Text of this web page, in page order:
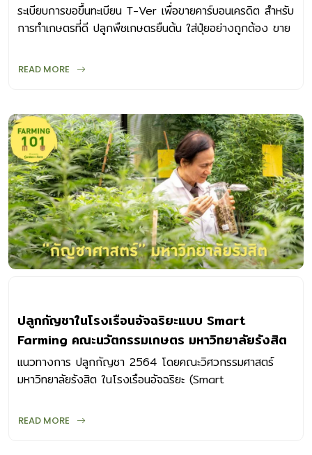
ระเบียบการขอขึ้นทะเบียน T-Ver เพื่อขายคาร์บอนเครดิต สำหรับ
การทำเกษตรที่ดี ปลูกพืชเกษตรยืนต้น ใส่ปุ๋ยอย่างถูกต้อง ขาย
READ MORE
ปลูกกัญชาในโรงเรือนอัจฉริยะแบบ Smart
Farming คณะนวัตกรรมเกษตร มหาวิทยาลัยรังสิต
แนวทางการ ปลูกกัญชา 2564 โดยคณะวิศวกรรมศาสตร์
มหาวิทยาลัยรังสิต ในโรงเรือนอัจฉริยะ (Smart
READ MORE